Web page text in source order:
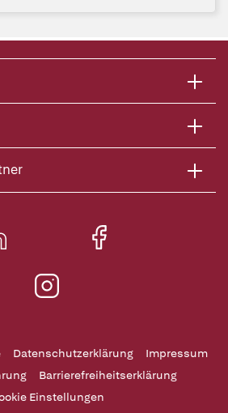
Datenschutzerklärung
Impressum
Barrierefreiheitserklärung
Einstellungen